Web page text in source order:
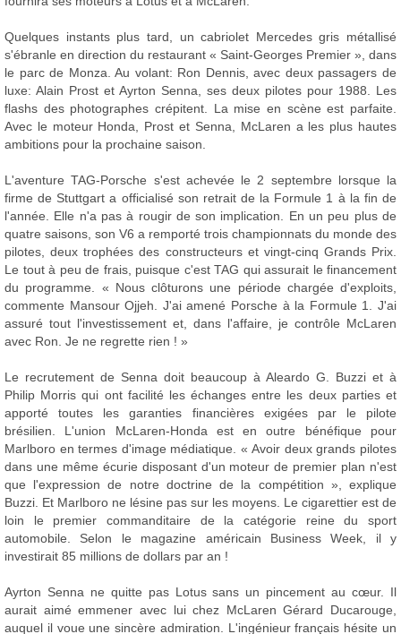
Quelques instants plus tard, un cabriolet Mercedes gris métallisé
s'ébranle en direction du restaurant « Saint-Georges Premier », dans
le parc de Monza. Au volant: Ron Dennis, avec deux passagers de
luxe: Alain Prost et Ayrton Senna, ses deux pilotes pour 1988. Les
flashs des photographes crépitent. La mise en scène est parfaite.
Avec le moteur Honda, Prost et Senna, McLaren a les plus hautes
ambitions pour la prochaine saison.
L'aventure TAG-Porsche s'est achevée le 2 septembre lorsque la
firme de Stuttgart a officialisé son retrait de la Formule 1 à la fin de
l'année. Elle n'a pas à rougir de son implication. En un peu plus de
quatre saisons, son V6 a remporté trois championnats du monde des
pilotes, deux trophées des constructeurs et vingt-cinq Grands Prix.
Le tout à peu de frais, puisque c'est TAG qui assurait le financement
du programme. « Nous clôturons une période chargée d'exploits,
commente Mansour Ojjeh. J'ai amené Porsche à la Formule 1. J'ai
assuré tout l'investissement et, dans l'affaire, je contrôle McLaren
avec Ron. Je ne regrette rien ! »
Le recrutement de Senna doit beaucoup à Aleardo G. Buzzi et à
Philip Morris qui ont facilité les échanges entre les deux parties et
apporté toutes les garanties financières exigées par le pilote
brésilien. L'union McLaren-Honda est en outre bénéfique pour
Marlboro en termes d'image médiatique. « Avoir deux grands pilotes
dans une même écurie disposant d'un moteur de premier plan n'est
que l'expression de notre doctrine de la compétition », explique
Buzzi. Et Marlboro ne lésine pas sur les moyens. Le cigarettier est de
loin le premier commanditaire de la catégorie reine du sport
automobile. Selon le magazine américain Business Week, il y
investirait 85 millions de dollars par an !
Ayrton Senna ne quitte pas Lotus sans un pincement au cœur. Il
aurait aimé emmener avec lui chez McLaren Gérard Ducarouge,
auquel il voue une sincère admiration. L'ingénieur français hésite un